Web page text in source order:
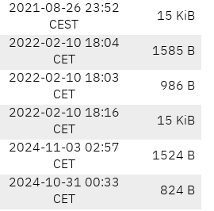
2021-08-26 23:52
CEST
15 KiB
2022-02-10 18:04
CET
1585 B
2022-02-10 18:03
CET
986 B
2022-02-10 18:16
CET
15 KiB
2024-11-03 02:57
CET
1524 B
2024-10-31 00:33
CET
824 B